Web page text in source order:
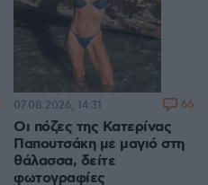
Οι πόζες της Κατερίνας
Παπουτσάκη με μαγιό στη
θάλασσα, δείτε
φωτογραφίες
07.08.2026, 14:31 66